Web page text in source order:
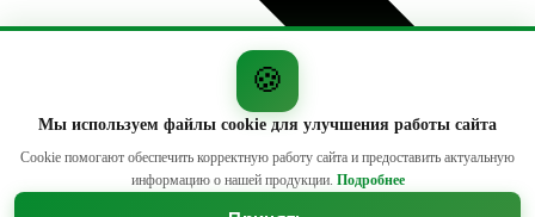
🍪
Мы используем файлы cookie для улучшения работы сайта
Cookie помогают обеспечить корректную работу сайта и предоставить актуальную
информацию о нашей продукции. Подробнее